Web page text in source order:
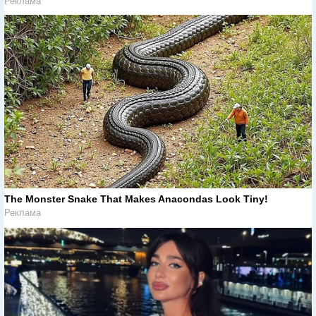
The Monster Snake That Makes Anacondas Look Tiny!
Реклама